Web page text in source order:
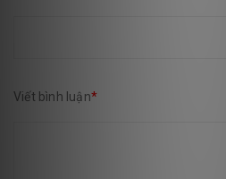
Viết bình luận*